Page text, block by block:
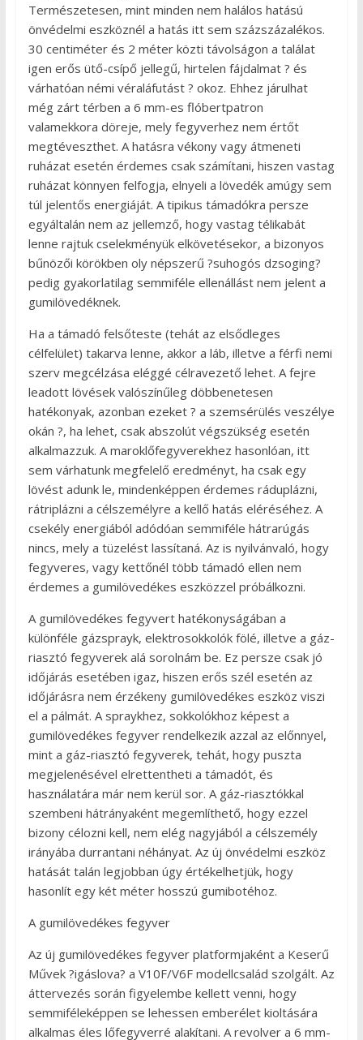
Természetesen, mint minden nem halálos hatású
önvédelmi eszköznél a hatás itt sem százszázalékos.
30 centiméter és 2 méter közti távolságon a találat
igen erős ütő-csípő jellegű, hirtelen fájdalmat ? és
várhatóan némi véraláfutást ? okoz. Ehhez járulhat
még zárt térben a 6 mm-es flóbertpatron
valamekkora döreje, mely fegyverhez nem értőt
megtéveszthet. A hatásra vékony vagy átmeneti
ruházat esetén érdemes csak számítani, hiszen vastag
ruházat könnyen felfogja, elnyeli a lövedék amúgy sem
túl jelentős energiáját. A tipikus támadókra persze
egyáltalán nem az jellemző, hogy vastag télikabát
lenne rajtuk cselekményük elkövetésekor, a bizonyos
bűnözői körökben oly népszerű ?suhogós dzsoging?
pedig gyakorlatilag semmiféle ellenállást nem jelent a
gumilövedéknek.
Ha a támadó felsőteste (tehát az elsődleges
célfelület) takarva lenne, akkor a láb, illetve a férfi nemi
szerv megcélzása eléggé célravezető lehet. A fejre
leadott lövések valószínűleg döbbenetesen
hatékonyak, azonban ezeket ? a szemsérülés veszélye
okán ?, ha lehet, csak abszolút végszükség esetén
alkalmazzuk. A maroklőfegyverekhez hasonlóan, itt
sem várhatunk megfelelő eredményt, ha csak egy
lövést adunk le, mindenképpen érdemes ráduplázni,
rátriplázni a célszemélyre a kellő hatás eléréséhez. A
csekély energiából adódóan semmiféle hátrarúgás
nincs, mely a tüzelést lassítaná. Az is nyilvánvaló, hogy
fegyveres, vagy kettőnél több támadó ellen nem
érdemes a gumilövedékes eszközzel próbálkozni.
A gumilövedékes fegyvert hatékonyságában a
különféle gázsprayk, elektrosokkolók fölé, illetve a gáz-
riasztó fegyverek alá sorolnám be. Ez persze csak jó
időjárás esetében igaz, hiszen erős szél esetén az
időjárásra nem érzékeny gumilövedékes eszköz viszi
el a pálmát. A spraykhez, sokkolókhoz képest a
gumilövedékes fegyver rendelkezik azzal az előnnyel,
mint a gáz-riasztó fegyverek, tehát, hogy puszta
megjelenésével elrettentheti a támadót, és
használatára már nem kerül sor. A gáz-riasztókkal
szembeni hátrányaként megemlíthető, hogy ezzel
bizony célozni kell, nem elég nagyjából a célszemély
irányába durrantani néhányat. Az új önvédelmi eszköz
hatását talán legjobban úgy értékelhetjük, hogy
hasonlít egy két méter hosszú gumibotéhoz.
A gumilövedékes fegyver
Az új gumilövedékes fegyver platformjaként a Keserű
Művek ?igáslova? a V10F/V6F modellcsalád szolgált. Az
áttervezés során figyelembe kellett venni, hogy
semmiféleképpen se lehessen emberélet kioltására
alkalmas éles lőfegyverré alakítani. A revolver a 6 mm-